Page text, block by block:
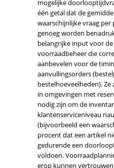
mogelijke
één getal dat de
waarschijnlijke vraag
genoeg worden
belangrijke input voor
voorraadbeheer die
aanbevelen voor de
aanvullingsorders
bestelhoeveelheden).
in omgevingen met
nodig zijn om de
klantenserviceniveau
(bijvoorbeeld een
procent dat een artikel
gedurende een
voldoen.
erop kunnen